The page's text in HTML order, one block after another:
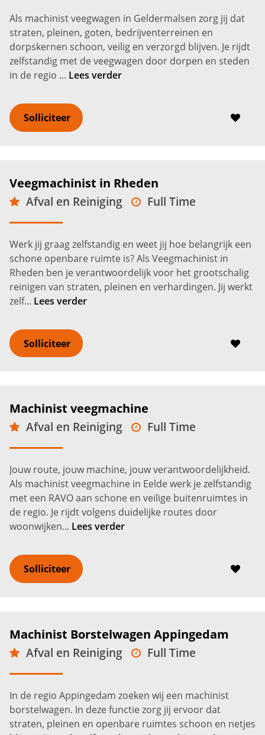
Als machinist veegwagen in Geldermalsen zorg jij dat
straten, pleinen, goten, bedrijventerreinen en
dorpskernen schoon, veilig en verzorgd blijven. Je rijdt
zelfstandig met de veegwagen door dorpen en steden
in de regio ... Lees verder
Solliciteer
Veegmachinist in Rheden
Afval en Reiniging
Full Time
MBO
Werk jij graag zelfstandig en weet jij hoe belangrijk een
schone openbare ruimte is? Als Veegmachinist in
Rheden ben je verantwoordelijk voor het grootschalig
reinigen van straten, pleinen en verhardingen. Jij werkt
zelf... Lees verder
Solliciteer
Machinist veegmachine
Afval en Reiniging
Full Time
VMBO
Jouw route, jouw machine, jouw verantwoordelijkheid.
Als machinist veegmachine in Eelde werk je zelfstandig
met een RAVO aan schone en veilige buitenruimtes in
de regio. Je rijdt volgens duidelijke routes door
woonwijken... Lees verder
Solliciteer
Machinist Borstelwagen Appingedam
Afval en Reiniging
Full Time
VMBO
In de regio Appingedam zoeken wij een machinist
borstelwagen. In deze functie zorg jij ervoor dat
straten, pleinen en openbare ruimtes schoon en netjes